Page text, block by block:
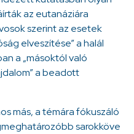
az eutanáziára
szerint az esetek
elveszítése” a halál
a „másoktól való
a beadott
más, a témára fókuszáló
sarokköve